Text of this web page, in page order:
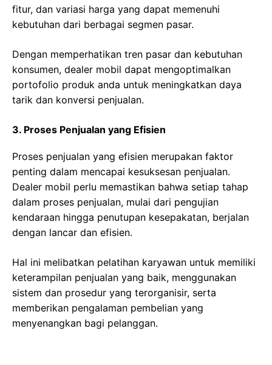
fitur, dan variasi harga yang dapat memenuhi
kebutuhan dari berbagai segmen pasar.
Dengan memperhatikan tren pasar dan kebutuhan
konsumen, dealer mobil dapat mengoptimalkan
portofolio produk anda untuk meningkatkan daya
tarik dan konversi penjualan.
3. Proses Penjualan yang Efisien
Proses penjualan yang efisien merupakan faktor
penting dalam mencapai kesuksesan penjualan.
Dealer mobil perlu memastikan bahwa setiap tahap
dalam proses penjualan, mulai dari pengujian
kendaraan hingga penutupan kesepakatan, berjalan
dengan lancar dan efisien.
Hal ini melibatkan pelatihan karyawan untuk memiliki
keterampilan penjualan yang baik, menggunakan
sistem dan prosedur yang terorganisir, serta
memberikan pengalaman pembelian yang
menyenangkan bagi pelanggan.